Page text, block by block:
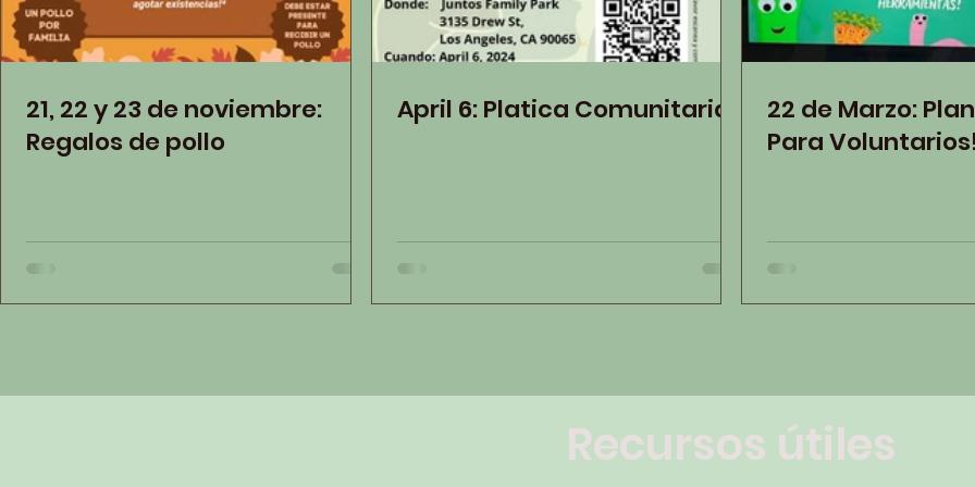
21, 22 y 23 de noviembre:
Regalos de pollo
April 6: Platica Comunitaria!
22 de Marzo: Plantas Gratis
Para
Recursos útiles